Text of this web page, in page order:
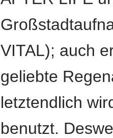
VITAL); auch
geliebte
letztendlich
benutzt.